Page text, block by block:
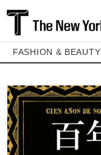
FASHION & BEAUTY